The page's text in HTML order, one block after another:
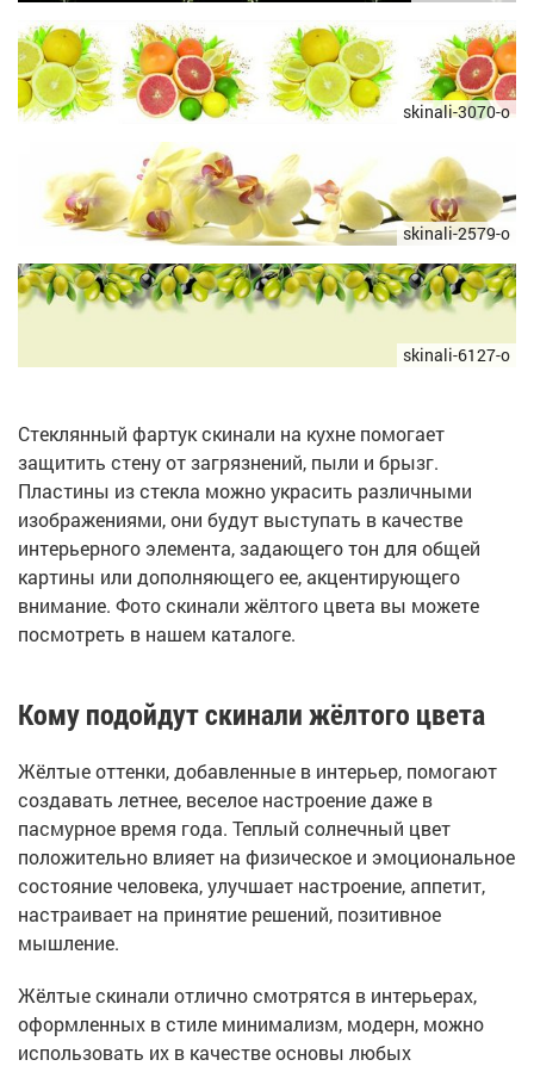
skinali-3070-o
skinali-2579-o
skinali-6127-o
Стеклянный фартук скинали на кухне помогает
защитить стену от загрязнений, пыли и брызг.
Пластины из стекла можно украсить различными
изображениями, они будут выступать в качестве
интерьерного элемента, задающего тон для общей
картины или дополняющего ее, акцентирующего
внимание. Фото скинали жёлтого цвета вы можете
посмотреть в нашем каталоге.
Кому подойдут скинали жёлтого цвета
Жёлтые оттенки, добавленные в интерьер, помогают
создавать летнее, веселое настроение даже в
пасмурное время года. Теплый солнечный цвет
положительно влияет на физическое и эмоциональное
состояние человека, улучшает настроение, аппетит,
настраивает на принятие решений, позитивное
мышление.
Жёлтые скинали отлично смотрятся в интерьерах,
оформленных в стиле минимализм, модерн, можно
использовать их в качестве основы любых